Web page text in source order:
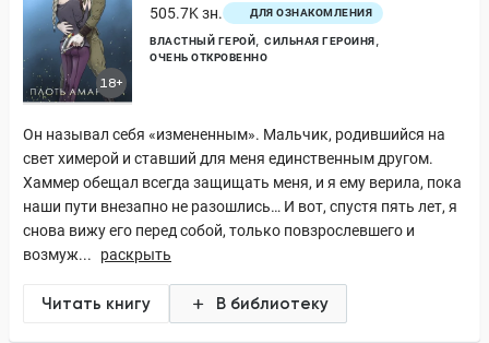
18+
505.7K зн.
ДЛЯ ОЗНАКОМЛЕНИЯ
ВЛАСТНЫЙ ГЕРОЙ
СИЛЬНАЯ ГЕРОИНЯ
ОЧЕНЬ ОТКРОВЕННО
Он называл себя «измененным». Мальчик, родившийся на
свет химерой и ставший для меня единственным другом.
Хаммер обещал всегда защищать меня, и я ему верила, пока
наши пути внезапно не разошлись… И вот, спустя пять лет, я
снова вижу его перед собой, только повзрослевшего и
возмуж...
раскрыть
Читать книгу В библиотеку